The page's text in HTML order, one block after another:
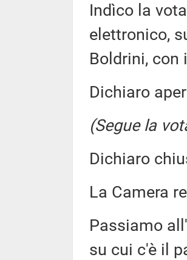
Indìco la
elettronico,
Boldrini, con
Dichiaro
(Segue la
Dichiaro
La Camera
Passiamo
su cui c'è il